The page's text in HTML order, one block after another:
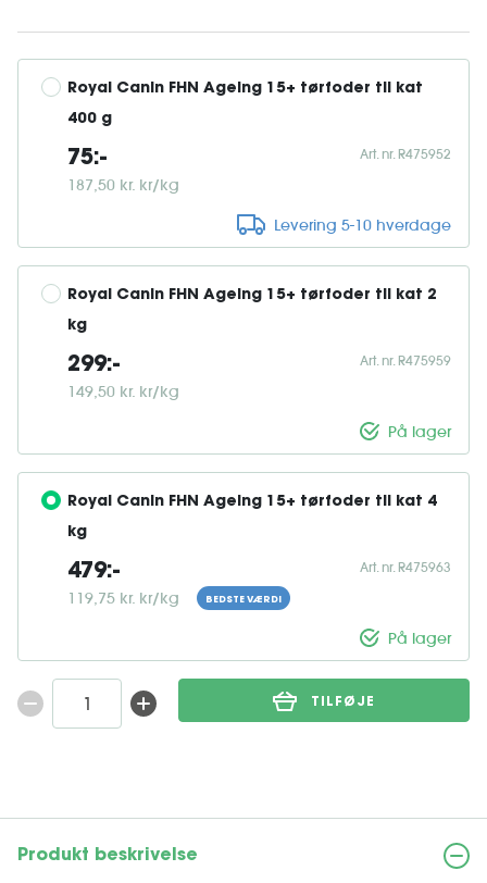
Royal Canin FHN Ageing 15+ tørfoder til kat
400 g
75:-
187,50 kr. kr/kg
Art. nr. R475952
Levering 5-10 hverdage
Royal Canin FHN Ageing 15+ tørfoder til kat 2
kg
299:-
149,50 kr. kr/kg
Art. nr. R475959
På lager
Royal Canin FHN Ageing 15+ tørfoder til kat 4
kg
479:-
119,75 kr. kr/kg BEDSTE VÆRDI
Art. nr. R475963
På lager
TILFØJE
Produkt beskrivelse